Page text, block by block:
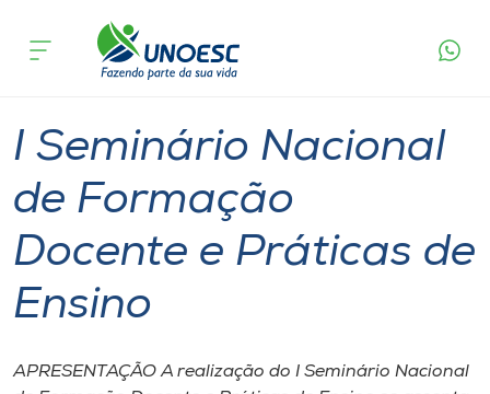
Cursos
Pesquisa
Atendimento ao Estudante
Portal de Ensino
A
acontece
I Seminário Nacional
de Formação
Docente e Práticas de
Ensino
APRESENTAÇÃO A realização do I Seminário Nacional